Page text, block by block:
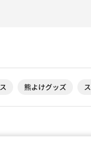
熊よけグッズ